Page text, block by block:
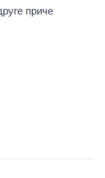
приче